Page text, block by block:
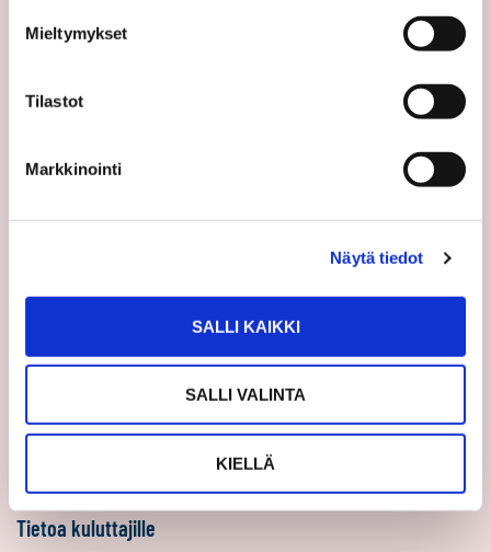
Mieltymykset
Tilastot
Markkinointi
Näytä tiedot
SALLI KAIKKI
SALLI VALINTA
KIELLÄ
Medialle
Suosittele
Vinkit
Uratarinat
Töihin Sp-Kotiin
Välittäjäksi
Tietoa kuluttajille